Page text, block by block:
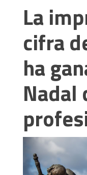
La
cifra
ha
Nadal